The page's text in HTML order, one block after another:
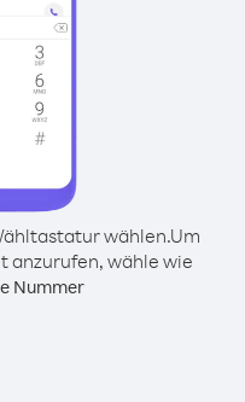
wählen.Um
anzurufen, wähle wie
Nummer